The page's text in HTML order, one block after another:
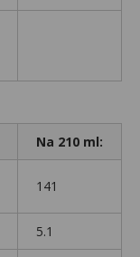
Na 210 ml:
141
5.1